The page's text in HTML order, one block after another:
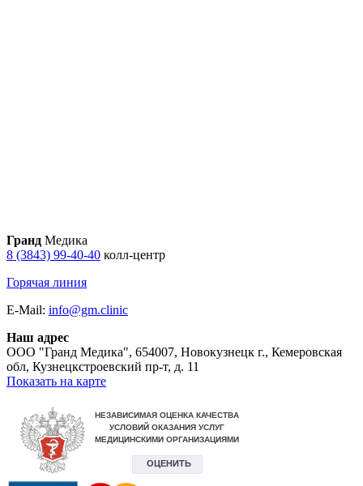
Гранд Медика
8 (3843) 99-40-40 колл-центр
Горячая линия
E-Mail: info@gm.clinic
Наш адрес
ООО "Гранд Медика", 654007, Новокузнецк г., Кемеровская
обл, Кузнецкстроевский пр-т, д. 11
Показать на карте